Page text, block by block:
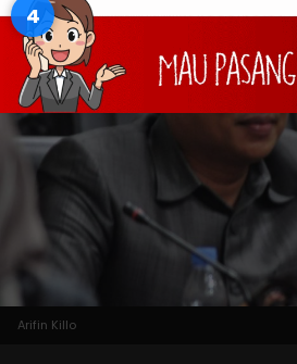
3
Arifin Killo